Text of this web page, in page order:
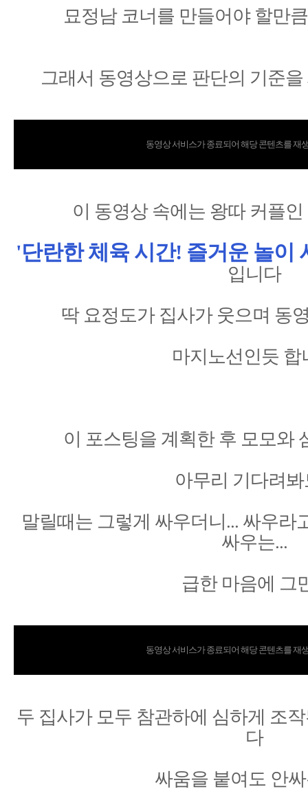
묘정남 코너를 만들어야 할만
그래서 동영상으로 판단의 기준
동영상 서비스가 종료되어 해당 콘텐츠를 재
이 동영상 속에는 왕따 커플
'단란한 체육 시간! 즐거운 놀이
입니다
딱 요정도가 집사가 웃으며 동
마지노선인듯 합
이 포스팅을 계획한 후 모모와
아무리 기다려봐
말릴때는 그렇게 싸우더니... 싸우라
싸우는...
급한 마음에 그
동영상 서비스가 종료되어 해당 콘텐츠를 재
두 집사가 모두 참관하에 심하게 조
다
싸움을 붙여도 안